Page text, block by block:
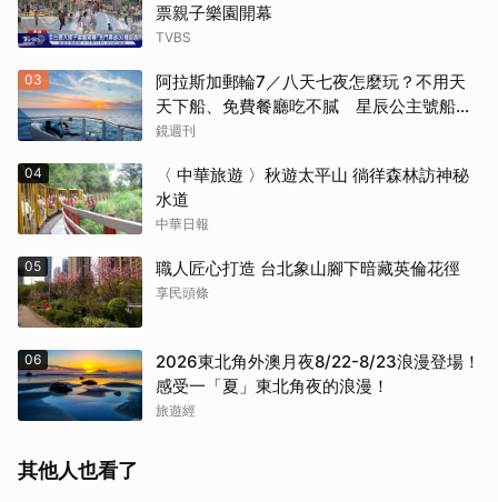
票親子樂園開幕
TVBS
03
阿拉斯加郵輪7／八天七夜怎麼玩？不用天
天下船、免費餐廳吃不膩 星辰公主號船上
一日生活公開
鏡週刊
04
〈 中華旅遊 〉秋遊太平山 徜徉森林訪神秘
水道
中華日報
05 職人匠心打造 台北象山腳下暗藏英倫花徑
享民頭條
06
2026東北角外澳月夜8/22-8/23浪漫登場！
感受一「夏」東北角夜的浪漫！
旅遊經
其他人也看了
取消